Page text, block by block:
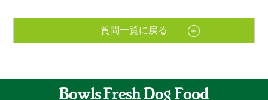
質問一覧に戻る